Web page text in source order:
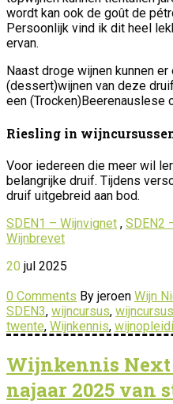
wordt kan ook de goût de
Persoonlijk vind ik dit heel
ervan.
Naast droge wijnen kunnen
(dessert)wijnen van deze
een (Trocken)Beerenauslese
Riesling in
Voor iedereen die meer wil
belangrijke druif. Tijdens
druif uitgebreid aan bod.
SDEN1 – Wijnvignet , SDEN2
Wijnbrevet
20 jul 2025
0 Comments By jeroen Wijn
SDEN3, wijncursus,
twente, Wijnkennis,
Wijnkennis
najaar 2025 van